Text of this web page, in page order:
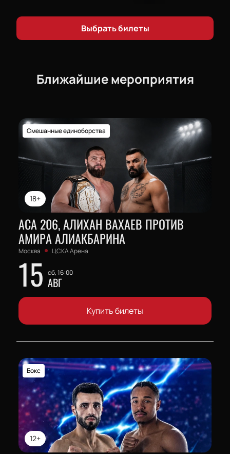
шоу-групп и профессиональной командой ведущих,
судей, комментаторов и операторов.
билетывы можете на нашем сайте. Не упустите
Выбрать билеты
Ближайшие мероприятия
18+
Смешанные единоборства
АСА 206, АЛИХАН ВАХАЕВ ПРОТИВ
АМИРА АЛИАКБАРИНА
Москва ЦСКА Арена
15 сб, 16:00
АВГ
Купить билеты
12+
Бокс